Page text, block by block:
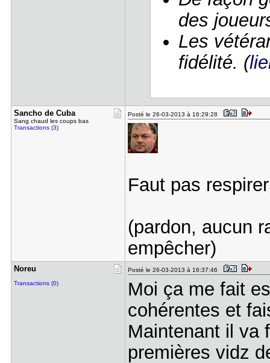
des
Les
fidélité. (
Sancho de ​Cuba
Sang chaud les coups bas
Transactions (3)
Posté le 26-03-2013 à 16:29:28
Faut pas
(pardon, aucun
empêcher)
Noreu
Transactions (0)
Posté le 26-03-2013 à 16:37:46
Moi ça me fait
cohérentes et
Maintenant il va
premières vidz